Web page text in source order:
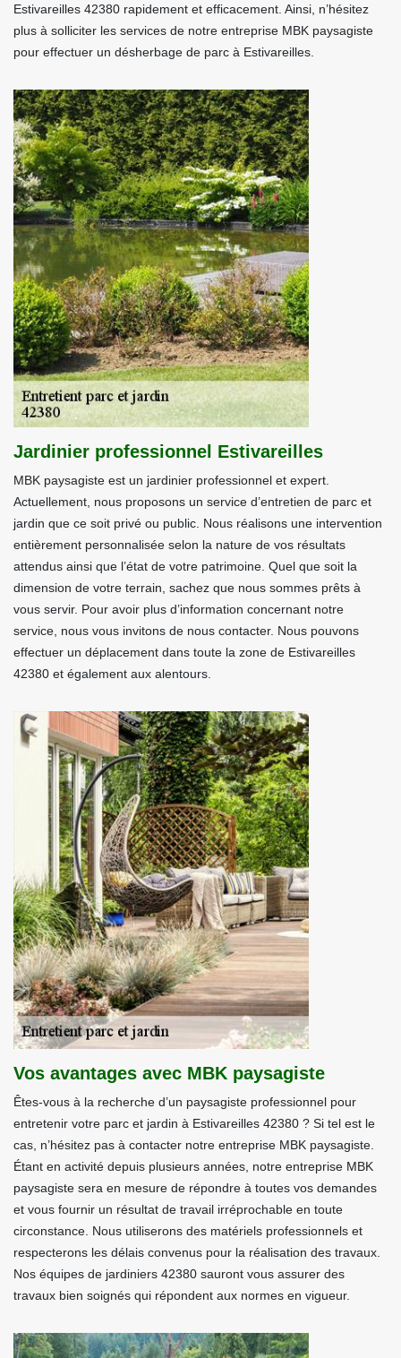
Estivareilles 42380 rapidement et efficacement. Ainsi, n’hésitez
plus à solliciter les services de notre entreprise MBK paysagiste
pour effectuer un désherbage de parc à Estivareilles.
Jardinier professionnel Estivareilles
MBK paysagiste est un jardinier professionnel et expert.
Actuellement, nous proposons un service d’entretien de parc et
jardin que ce soit privé ou public. Nous réalisons une intervention
entièrement personnalisée selon la nature de vos résultats
attendus ainsi que l’état de votre patrimoine. Quel que soit la
dimension de votre terrain, sachez que nous sommes prêts à
vous servir. Pour avoir plus d’information concernant notre
service, nous vous invitons de nous contacter. Nous pouvons
effectuer un déplacement dans toute la zone de Estivareilles
42380 et également aux alentours.
Vos avantages avec MBK paysagiste
Êtes-vous à la recherche d’un paysagiste professionnel pour
entretenir votre parc et jardin à Estivareilles 42380 ? Si tel est le
cas, n’hésitez pas à contacter notre entreprise MBK paysagiste.
Étant en activité depuis plusieurs années, notre entreprise MBK
paysagiste sera en mesure de répondre à toutes vos demandes
et vous fournir un résultat de travail irréprochable en toute
circonstance. Nous utiliserons des matériels professionnels et
respecterons les délais convenus pour la réalisation des travaux.
Nos équipes de jardiniers 42380 sauront vous assurer des
travaux bien soignés qui répondent aux normes en vigueur.